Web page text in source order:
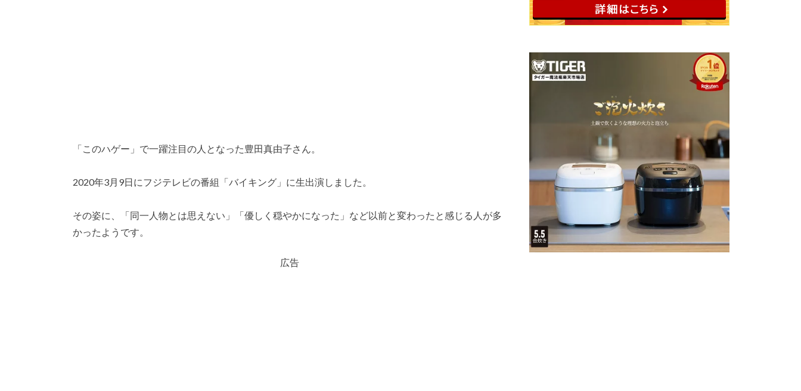
「このハゲー」で一躍注目の人となった豊田真由子さん。
2020年3月9日にフジテレビの番組「バイキング」に生出演しました。
その姿に、「同一人物とは思えない」「優しく穏やかになった」など以前と変わったと感じる人が多
かったようです。
広告